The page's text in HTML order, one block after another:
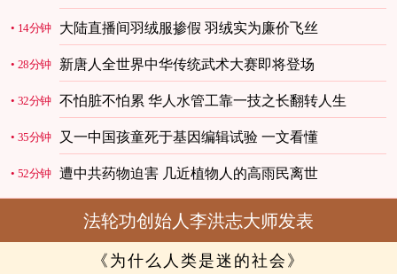
14分钟 大陆直播间羽绒服掺假 羽绒实为廉价飞丝
28分钟 新唐人全世界中华传统武术大赛即将登场
32分钟 不怕脏不怕累 华人水管工靠一技之长翻转人生
35分钟 又一中国孩童死于基因编辑试验 一文看懂
52分钟 遭中共药物迫害 几近植物人的高雨民离世
法轮功创始人李洪志大师发表
《为什么人类是迷的社会》